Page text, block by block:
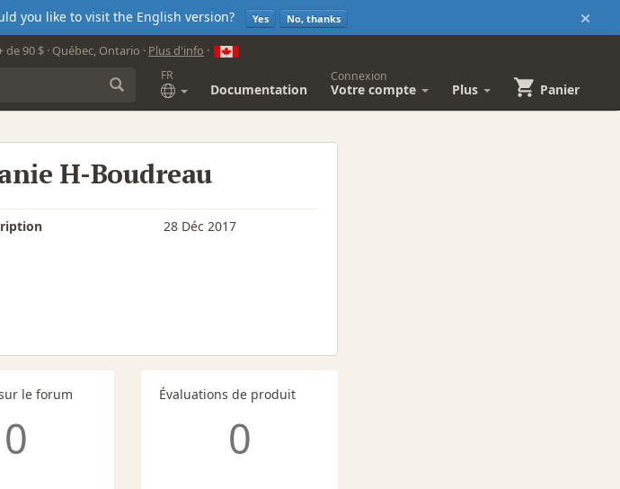
×
you like to visit the English version? Yes No, thanks
90 $ · Québec, Ontario · Plus d'info ·
FR
Documentation
Connexion
Votre compte Plus Panier
H-Boudreau
28 Déc 2017
le forum
0
Évaluations de produit
0